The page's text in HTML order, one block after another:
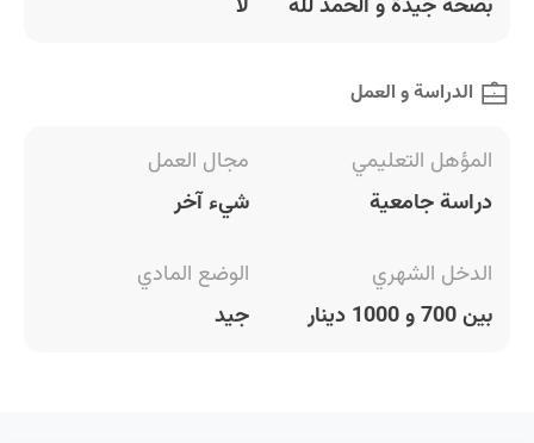
بصحة جيدة و الحمد لله
لا
الدراسة و العمل
المؤهل التعليمي
دراسة جامعية
مجال العمل
شيء آخر
الدخل الشهري
بين 700 و 1000 دينار
الوضع المادي
جيد